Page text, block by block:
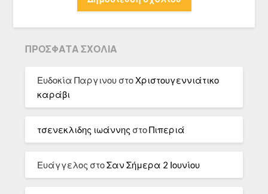
ΠΡΌΣΦΑΤΑ ΣΧΌΛΙΑ
Ευδοκία Παργινου στοΧριστουγεννιάτικο
καράβι
τσενεκλιδης ιωάννης στοΠιπεριά
Ευάγγελος στοΣαν Σήμερα 2 Ιουνίου